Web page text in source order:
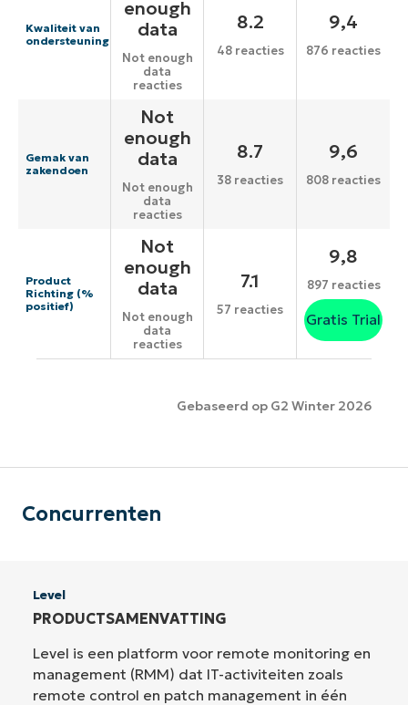
Kwaliteit van
ondersteuning
enough
data
Not enough
data
reacties
8.2
48 reacties
9,4
876 reacties
Gemak van
zakendoen
Not
enough
data
Not enough
data
reacties
8.7
38 reacties
9,6
808 reacties
Product
Richting (%
positief)
Not
enough
data
Not enough
data
reacties
7.1
57 reacties
9,8
897 reacties
Gratis Trial
Gebaseerd op G2 Winter 2026
Concurrenten
Level
PRODUCTSAMENVATTING
Level is een platform voor remote monitoring en
management (RMM) dat IT-activiteiten zoals
remote control en patch management in één